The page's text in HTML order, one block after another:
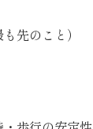
先のこと）